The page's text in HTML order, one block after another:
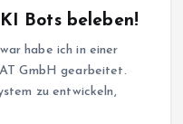
Bots beleben!
habe ich in einer
GmbH gearbeitet.
zu entwickeln,